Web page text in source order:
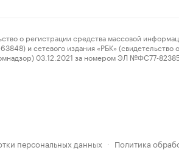
о регистрации средства массовой
и сетевого издания «РБК» (свидетельство
03.12.2021 за номером ЭЛ №ФС77-
персональных данных · Политика